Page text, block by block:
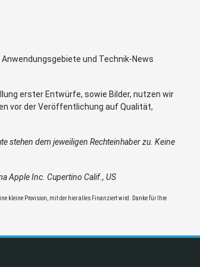
und Technik-News
erster Entwürfe, sowie Bilder, nutzen wir
vor der Veröffentlichung auf Qualität,
stehen dem jeweiligen Rechteinhaber zu. Keine
Apple Inc. Cupertino Calif., US
kleine Provision, mit der hier alles Finanziert wird. Danke für Ihre